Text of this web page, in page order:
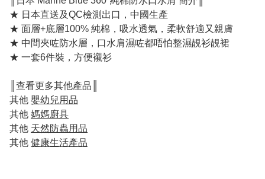
★ 日本直送及QC檢測出口，中國生產
★ 面層+底層100% 純棉，吸水透氣，柔軟舒適又親膚
★ 中間夾咗防水層，口水肩濕咗都唔怕整濕靚衫靚裙
★ 一套6件裝，方便襯衫
║查看更多其他產品║
其他 嬰幼兒用品
其他 媽媽廚具
其他 天然防蟲用品
其他 健康生活產品